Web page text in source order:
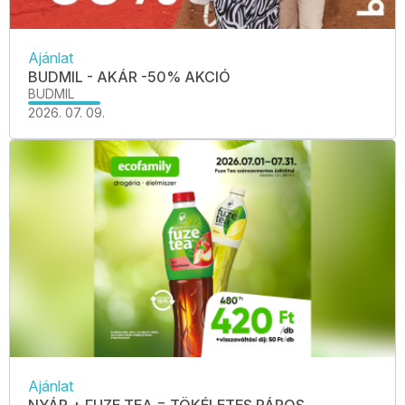
Ajánlat
BUDMIL - AKÁR -50% AKCIÓ
BUDMIL
2026. 07. 09.
Ajánlat